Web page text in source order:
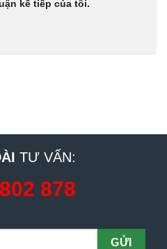
kế tiếp của tôi.
TƯ VẤN:
878